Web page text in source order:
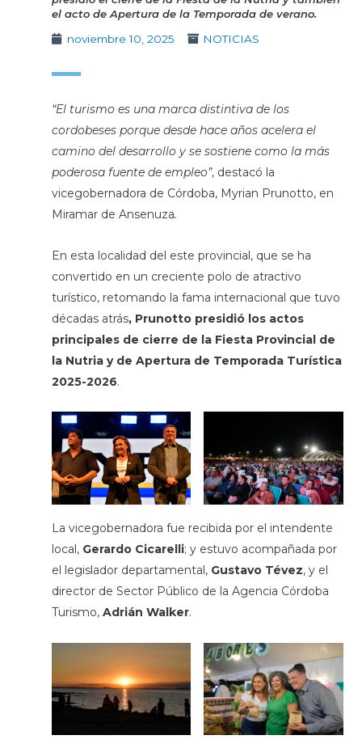
el acto de Apertura de la Temporada de verano.
noviembre 10, 2025
NOTICIAS
“El turismo es una marca distintiva de los
cordobeses porque desde hace años acelera el
camino del desarrollo y se sostiene como la más
poderosa fuente de empleo”, destacó la
vicegobernadora de Córdoba, Myrian Prunotto, en
Miramar de Ansenuza.
En esta localidad del este provincial, que se ha
convertido en un creciente polo de atractivo
turístico, retomando la fama internacional que tuvo
décadas atrás, Prunotto presidió los actos
principales de cierre de la Fiesta Provincial de
la Nutria y de Apertura de Temporada Turística
2025-2026.
La vicegobernadora fue recibida por el intendente
local, Gerardo Cicarelli; y estuvo acompañada por
el legislador departamental, Gustavo Tévez, y el
director de Sector Público de la Agencia Córdoba
Turismo, Adrián Walker.